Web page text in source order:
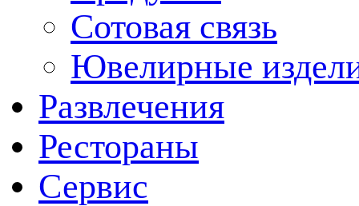
Сотовая связь
Ювелирные
Развлечения
Рестораны
Сервис